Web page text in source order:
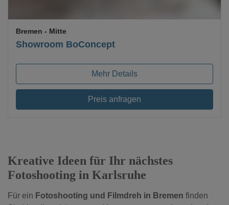
Showroom BoConcept
Bremen - Mitte
Mehr Details
Preis anfragen
Kreative Ideen für Ihr nächstes
Fotoshooting in Karlsruhe
Für ein Fotoshooting und Filmdreh in Bremen finden